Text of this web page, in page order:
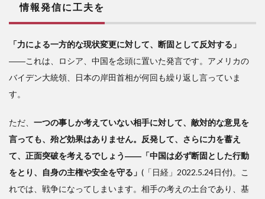
情報発信に工夫を
「力による一方的な現状変更に対して、断固として反対する」
――これは、ロシア、中国を念頭に置いた発言です。アメリカの
バイデン大統領、日本の岸田首相が何回も繰り返し言っていま
す。
ただ、 一つの事しか考えていない相手に対して、敵対的な意見を
言っても、殆ど効果はありません。反発して、さらに力を蓄え
て、正面突破を考えるでしょう――「中国は必ず断固とした行動
をとり、自身の主権や安全を守る」 (「日経」2022.5.24日付)。こ
れでは、戦争になってしまいます。相手の考えの土台であり、基